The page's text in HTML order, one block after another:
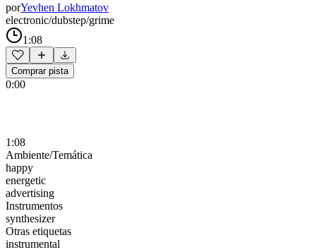
porYevhen Lokhmatov
electronic/dubstep/grime
1:08
Comprar pista
0:00
1:08
Ambiente/Temática
happy
energetic
advertising
Instrumentos
synthesizer
Otras etiquetas
instrumental